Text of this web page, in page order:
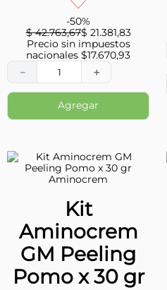
-50%
$ 42.763,67$ 21.381,83
Precio sin impuestos
nacionales $17.670,93
＋
－
Agregar
Aminocrem
Kit
Aminocrem
GM Peeling
Pomo x 30 gr